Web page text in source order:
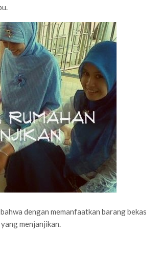
dengan memanfaatkan barang bekas
yang menjanjikan.